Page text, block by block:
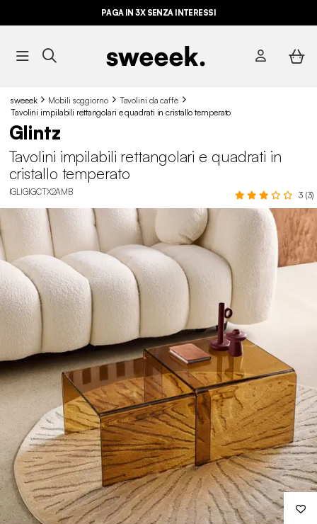
PAGA IN 3X SENZA INTERESSI
sweeek Mobili soggiorno
Tavolini da caffè
Tavolini impilabili rettangolari e quadrati in cristallo temperato
Glintz
Tavolini impilabili rettangolari e quadrati in
cristallo temperato
IGLIGIGCTX2AMB 3 (3)